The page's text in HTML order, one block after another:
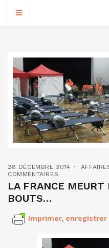
28 DÉCEMBRE 2014
COMMENTAIRES
LA FRANCE MEURT
BOUTS…
Imprimer, enregistrer